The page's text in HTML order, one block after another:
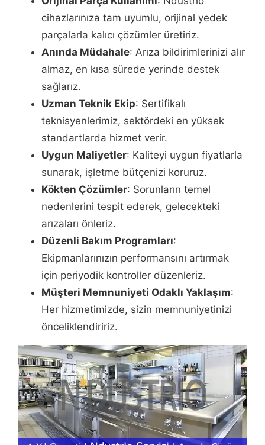
cihazlarınıza tam uyumlu, orijinal yedek
parçalarla kalıcı çözümler üretiriz.
Anında Müdahale: Arıza bildirimlerinizi alır
almaz, en kısa sürede yerinde destek
sağlarız.
Uzman Teknik Ekip: Sertifikalı
teknisyenlerimiz, sektördeki en yüksek
standartlarda hizmet verir.
Uygun Maliyetler: Kaliteyi uygun fiyatlarla
sunarak, işletme bütçenizi koruruz.
Kökten Çözümler: Sorunların temel
nedenlerini tespit ederek, gelecekteki
arızaları önleriz.
Düzenli Bakım Programları:
Ekipmanlarınızın performansını artırmak
için periyodik kontroller düzenleriz.
Müşteri Memnuniyeti Odaklı Yaklaşım:
Her hizmetimizde, sizin memnuniyetinizi
önceliklendiririz.